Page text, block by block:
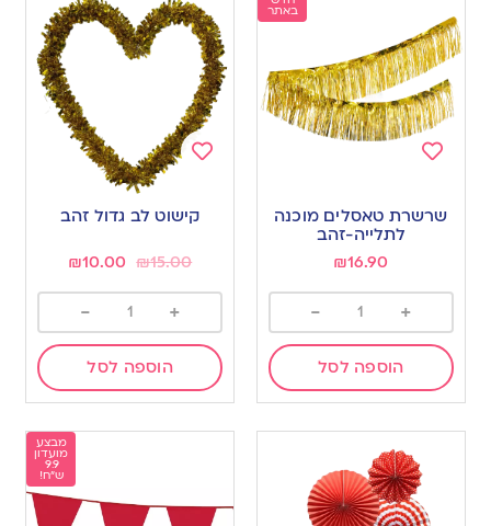
באתר
to
wishlist
שרשרת טאסלים מוכנה
לתלייה-זהב
₪16.90
+
-
הוספה לסל
wishlist
קישוט לב גדול זהב
₪15.00
₪10.00
+
-
הוספה לסל
מבצע
מועדון
9.9
ש"ח!